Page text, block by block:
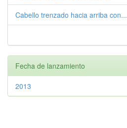
Cabello trenzado hacia arriba con...
Fecha de lanzamiento
2013